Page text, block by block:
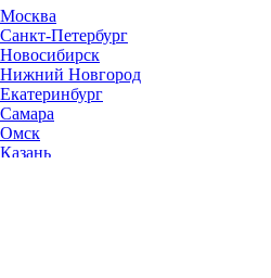
Москва
Санкт-Петербург
Новосибирск
Нижний Новгород
Екатеринбург
Самара
Омск
Казань